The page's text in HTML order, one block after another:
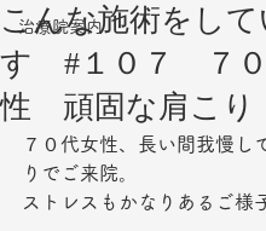
治療院案内
こんな施術をして
す #１０７ ７０
性 頑固な肩こり
７０代女性、長い間我慢し
りでご来院。
ストレスもかなりあるご様